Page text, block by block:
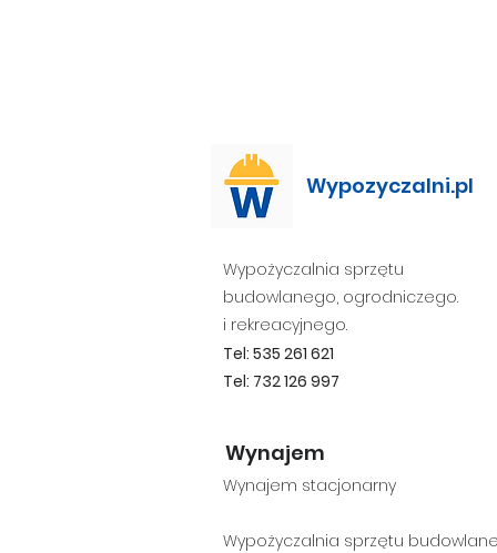
Wypozyczalni.pl
Wypożyczalnia sprzętu
budowlanego, ogrodniczego.
i rekreacyjnego.
Tel: 535 261 621
Tel: 732 126 997
Wynajem
Wynajem stacjonarny
Wypożyczalnia sprzętu